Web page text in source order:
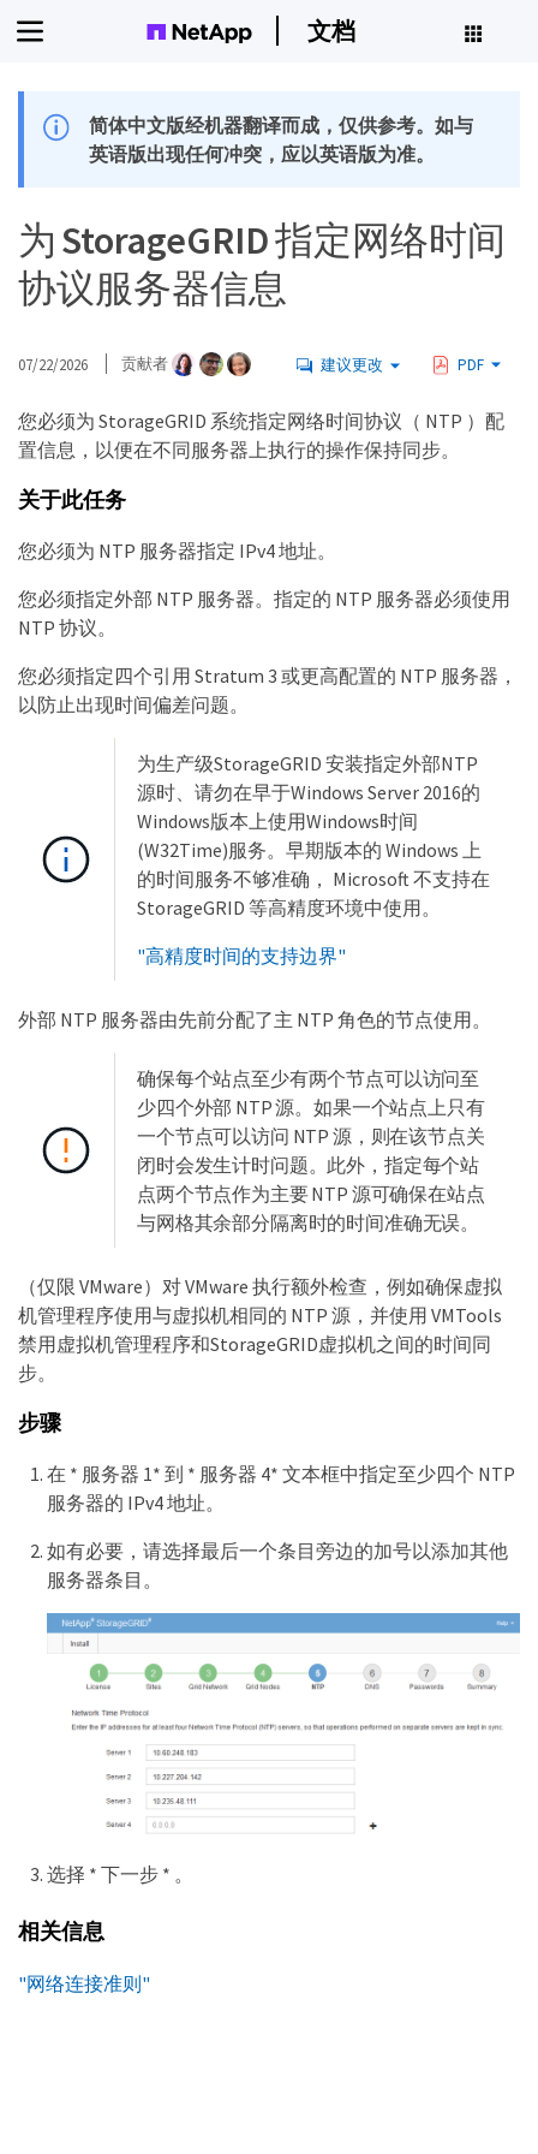
文档
简体中文版经机器翻译而成，仅供参考。如与
英语版出现任何冲突，应以英语版为准。
为 StorageGRID 指定网络时间
协议服务器信息
07/22/2026 贡献者 建议更改 PDF
您必须为 StorageGRID 系统指定网络时间协议（ NTP ）配
置信息，以便在不同服务器上执行的操作保持同步。
关于此任务
您必须为 NTP 服务器指定 IPv4 地址。
您必须指定外部 NTP 服务器。指定的 NTP 服务器必须使用
NTP 协议。
您必须指定四个引用 Stratum 3 或更高配置的 NTP 服务器，
以防止出现时间偏差问题。
为生产级StorageGRID 安装指定外部NTP
源时、请勿在早于Windows Server 2016的
Windows版本上使用Windows时间
(W32Time)服务。早期版本的 Windows 上
的时间服务不够准确， Microsoft 不支持在
StorageGRID 等高精度环境中使用。
"高精度时间的支持边界"
外部 NTP 服务器由先前分配了主 NTP 角色的节点使用。
确保每个站点至少有两个节点可以访问至
少四个外部 NTP 源。如果一个站点上只有
一个节点可以访问 NTP 源，则在该节点关
闭时会发生计时问题。此外，指定每个站
点两个节点作为主要 NTP 源可确保在站点
与网格其余部分隔离时的时间准确无误。
（仅限 VMware）对 VMware 执行额外检查，例如确保虚拟
机管理程序使用与虚拟机相同的 NTP 源，并使用 VMTools
禁用虚拟机管理程序和StorageGRID虚拟机之间的时间同
步。
步骤
在 * 服务器 1* 到 * 服务器 4* 文本框中指定至少四个 NTP
服务器的 IPv4 地址。
如有必要，请选择最后一个条目旁边的加号以添加其他
服务器条目。
选择 * 下一步 * 。
相关信息
"网络连接准则"